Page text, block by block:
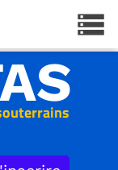
storage